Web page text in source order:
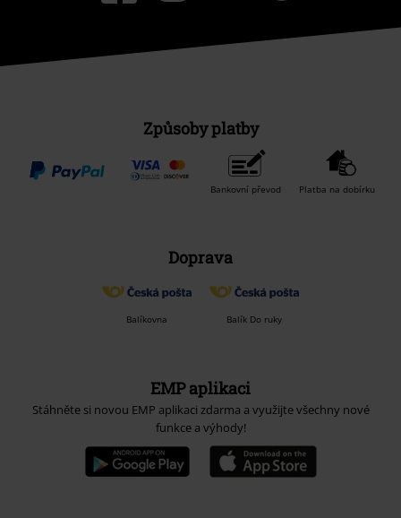
Způsoby platby
Bankovní převod Platba na dobírku
Doprava
Balíkovna Balík Do ruky
EMP aplikaci
Stáhněte si novou EMP aplikaci zdarma a využijte všechny nové
funkce a výhody!